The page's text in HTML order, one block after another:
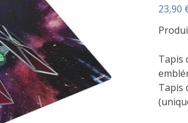
23,90
Tapis
Tapis